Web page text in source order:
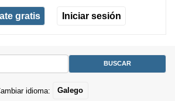
gratis Iniciar sesión
idioma: Galego